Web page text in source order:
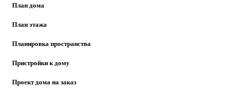
План дома
План этажа
Планировка пространства
Пристройки к дому
Проект дома на заказ